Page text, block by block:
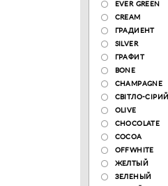
EVER GREEN
CREAM
ГРАДИЕНТ
SILVER
ГРАФИТ
BONE
CHAMPAGNE
СВІТЛО-СІРИЙ
OLIVE
CHOCOLATE
COCOA
OFFWHITE
ЖЕЛТЫЙ
ЗЕЛЕНЫЙ